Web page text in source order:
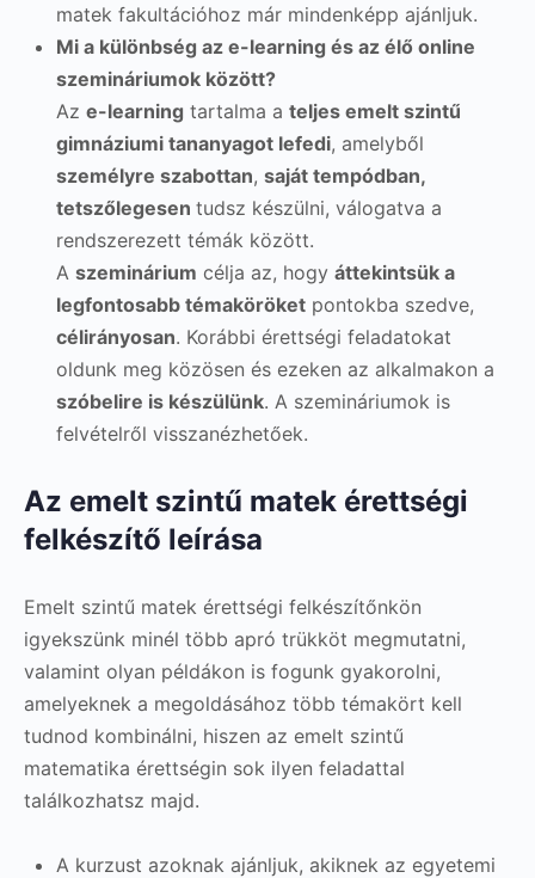
matek fakultációhoz már mindenképp ajánljuk.
Mi a különbség az e-learning és az élő online
szemináriumok között?
Az e-learning tartalma a teljes emelt szintű
gimnáziumi tananyagot lefedi, amelyből
személyre szabottan, saját tempódban,
tetszőlegesen tudsz készülni, válogatva a
rendszerezett témák között.
A szeminárium célja az, hogy áttekintsük a
legfontosabb témaköröket pontokba szedve,
célirányosan. Korábbi érettségi feladatokat
oldunk meg közösen és ezeken az alkalmakon a
szóbelire is készülünk. A szemináriumok is
felvételről visszanézhetőek.
Az emelt szintű matek érettségi
felkészítő leírása
Emelt szintű matek érettségi felkészítőnkön
igyekszünk minél több apró trükköt megmutatni,
valamint olyan példákon is fogunk gyakorolni,
amelyeknek a megoldásához több témakört kell
tudnod kombinálni, hiszen az emelt szintű
matematika érettségin sok ilyen feladattal
találkozhatsz majd.
A kurzust azoknak ajánljuk, akiknek az egyetemi